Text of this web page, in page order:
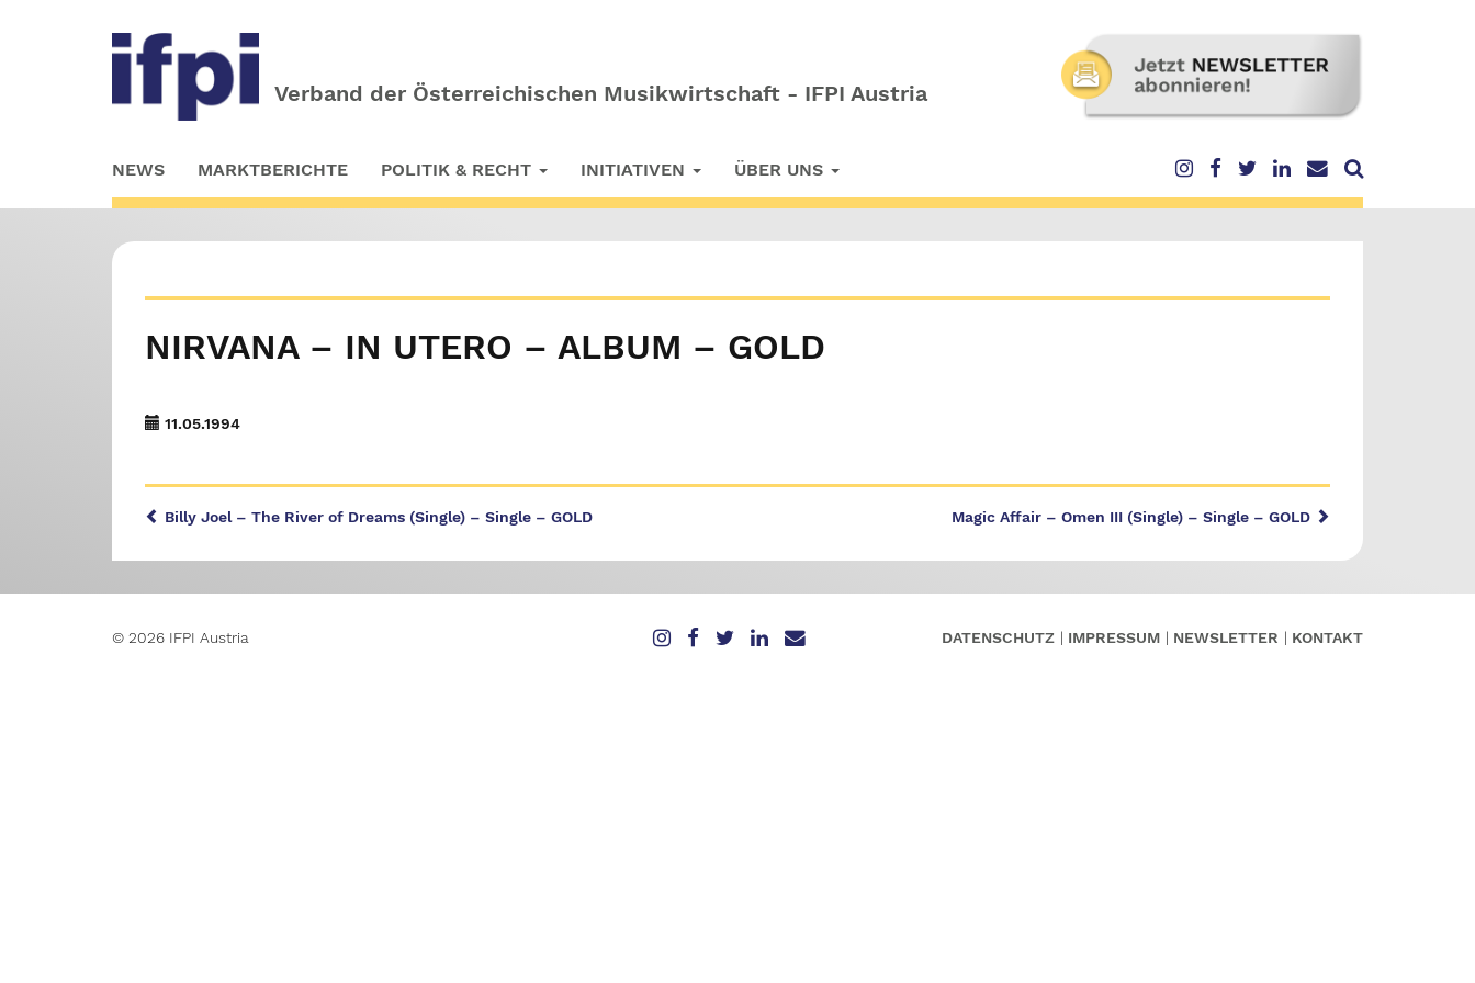
Verband der Österreichischen Musikwirtschaft - IFPI Austria
to
main
NEWS MARKTBERICHTE POLITIK & RECHT INITIATIVEN ÜBER UNS
NIRVANA – IN UTERO – ALBUM – GOLD
11.05.1994
Magic Affair – Omen III (Single) – Single – GOLD
Billy Joel – The River of Dreams (Single) – Single – GOLD
© 2026 IFPI Austria DATENSCHUTZ IMPRESSUM NEWSLETTER KONTAKT